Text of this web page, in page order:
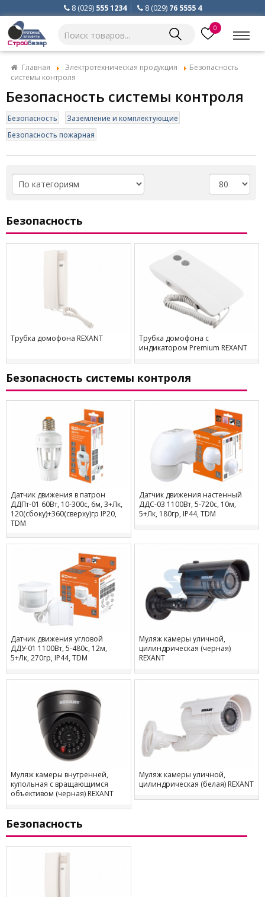
8 (029) 555 1234 8 (029) 76 5555 4
0
Главная Электротехническая продукция
Безопасность
системы контроля
Безопасность системы контроля
Безопасность
Заземление и комплектующие
Безопасность пожарная
Безопасность
Трубка домофона REXANT
Трубка домофона с
индикатором Premium REXANT
Безопасность системы контроля
Датчик движения в патрон
ДДПт-01 60Вт, 10-300с, 6м, 3+Лк,
120(сбоку)+360(сверху)гр IP20,
TDM
Датчик движения настенный
ДДС-03 1100Вт, 5-720с, 10м,
5+Лк, 180гр, IP44, TDM
Датчик движения угловой
ДДУ-01 1100Вт, 5-480с, 12м,
5+Лк, 270гр, IP44, TDM
Муляж камеры уличной,
цилиндрическая (черная)
REXANT
Муляж камеры внутренней,
купольная с вращающимся
объективом (черная) REXANT
Муляж камеры уличной,
цилиндрическая (белая) REXANT
Безопасность